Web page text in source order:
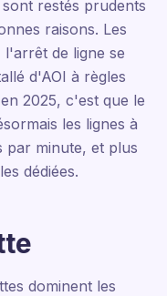
restés prudents
raisons. Les
de ligne se
d'AOI à règles
2025, c'est que le
les lignes à
par minute, et plus
dédiées.
dominent les